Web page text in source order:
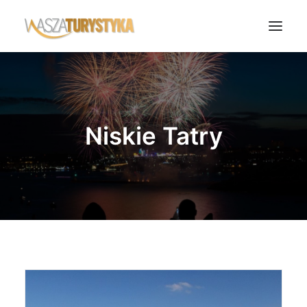
Księga wspomnień
Biura podróży
Noclegi
Polska
Świat
Wasze Podróże
Niskie Tatry